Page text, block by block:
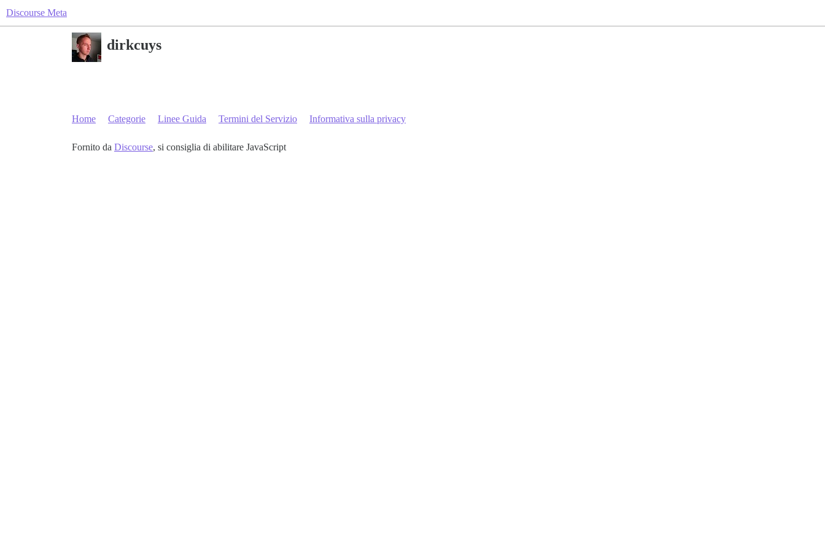
Discourse Meta
dirkcuys
Home Categorie Linee Guida Termini del Servizio Informativa sulla privacy
Fornito da Discourse, si consiglia di abilitare JavaScript